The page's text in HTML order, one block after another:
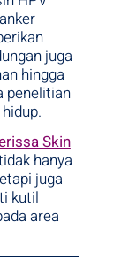
juga
hingga
penelitian
Skin
hanya
juga
kutil
area